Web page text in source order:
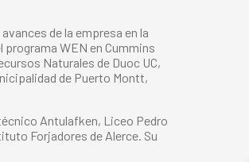
de la empresa en la
programa WEN en Cummins
Naturales de Duoc UC,
de Puerto Montt,
Antulafken, Liceo Pedro
Forjadores de Alerce. Su